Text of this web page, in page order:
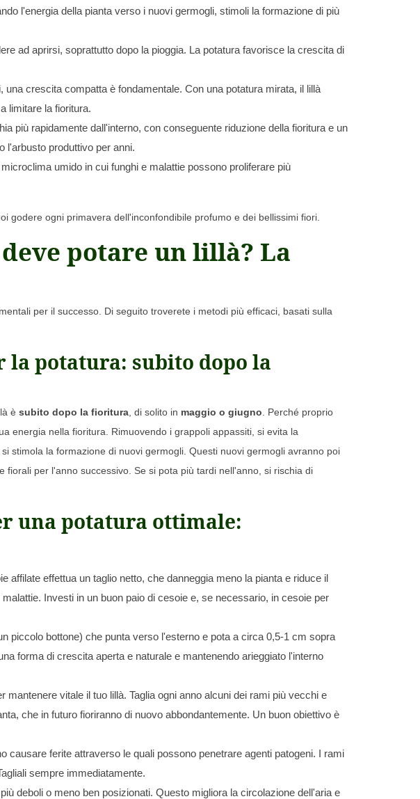
l'energia della pianta verso i nuovi germogli, stimoli la formazione di più
ad aprirsi, soprattutto dopo la pioggia. La potatura favorisce la crescita di
una crescita compatta è fondamentale. Con una potatura mirata, il lillà
limitare la fioritura.
più rapidamente dall'interno, con conseguente riduzione della fioritura e un
l'arbusto produttivo per anni.
umido in cui funghi e malattie possono proliferare più
godere ogni primavera dell'inconfondibile profumo e dei bellissimi fiori.
potare un lillà? La
per il successo. Di seguito troverete i metodi più efficaci, basati sulla
potatura: subito dopo la
è subito dopo la fioritura, di solito in maggio o giugno . Perché proprio
energia nella fioritura. Rimuovendo i grappoli appassiti, si evita la
stimola la formazione di nuovi germogli. Questi nuovi germogli avranno poi
per l'anno successivo. Se si pota più tardi nell'anno, si rischia di
una potatura ottimale:
affilate effettua un taglio netto, che danneggia meno la pianta e riduce il
Investi in un buon paio di cesoie e, se necessario, in cesoie per
piccolo bottone) che punta verso l'esterno e pota a circa 0,5-1 cm sopra
forma di crescita aperta e naturale e mantenendo arieggiato l'interno
mantenere vitale il tuo lillà. Taglia ogni anno alcuni dei rami più vecchi e
che in futuro fioriranno di nuovo abbondantemente. Un buon obiettivo è
causare ferite attraverso le quali possono penetrare agenti patogeni. I rami
sempre immediatamente.
deboli o meno ben posizionati. Questo migliora la circolazione dell'aria e